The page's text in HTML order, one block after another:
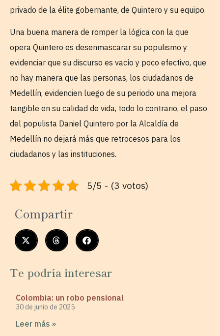
privado de la élite gobernante, de Quintero y su equipo.
Una buena manera de romper la lógica con la que
opera Quintero es desenmascarar su populismo y
evidenciar que su discurso es vacío y poco efectivo, que
no hay manera que las personas, los ciudadanos de
Medellín, evidencien luego de su periodo una mejora
tangible en su calidad de vida, todo lo contrario, el paso
del populista Daniel Quintero por la Alcaldía de
Medellín no dejará más que retrocesos para los
ciudadanos y las instituciones.
5/5 - (3 votos)
Compartir
Te podría interesar
Colombia: un robo pensional
30 de junio de 2025
Leer más »